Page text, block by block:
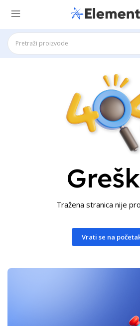
Tražena stranica nije
Vrati se na